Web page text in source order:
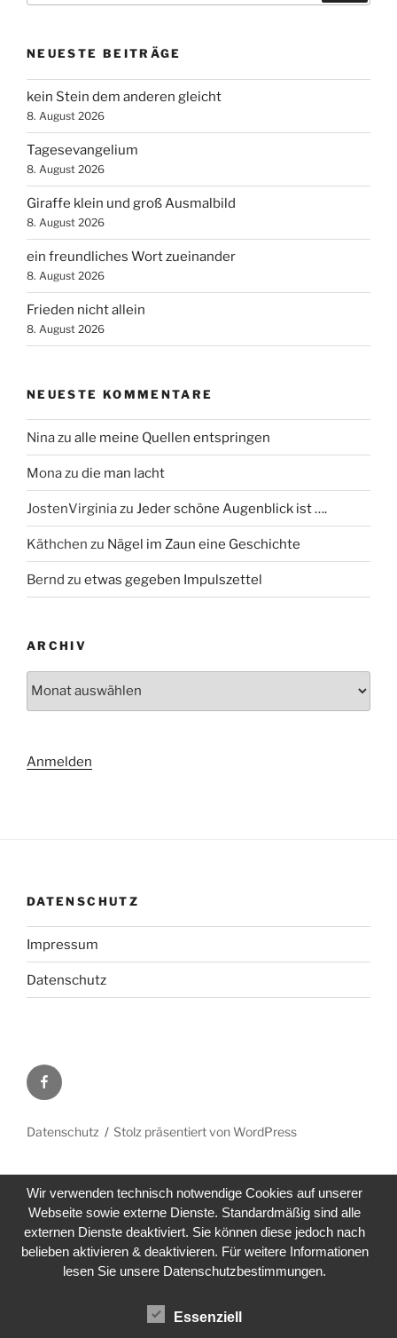
NEUESTE BEITRÄGE
kein Stein dem anderen gleicht
8. August 2026
Tagesevangelium
8. August 2026
Giraffe klein und groß Ausmalbild
8. August 2026
ein freundliches Wort zueinander
8. August 2026
Frieden nicht allein
8. August 2026
NEUESTE KOMMENTARE
Ninazu alle meine Quellen entspringen
Monazu die man lacht
JostenVirginiazu Jeder schöne Augenblick ist ….
Käthchen zu Nägel im Zaun eine Geschichte
Bernd zu etwas gegeben Impulszettel
ARCHIV
Anmelden
DATENSCHUTZ
Impressum
Datenschutz
Facebook
Datenschutz Stolz präsentiert von WordPress
Wir verwenden technisch notwendige Cookies auf unserer
Webseite sowie externe Dienste. Standardmäßig sind alle
externen Dienste deaktiviert. Sie können diese jedoch nach
belieben aktivieren & deaktivieren. Für weitere Informationen
lesen Sie unsere Datenschutzbestimmungen.
Essenziell